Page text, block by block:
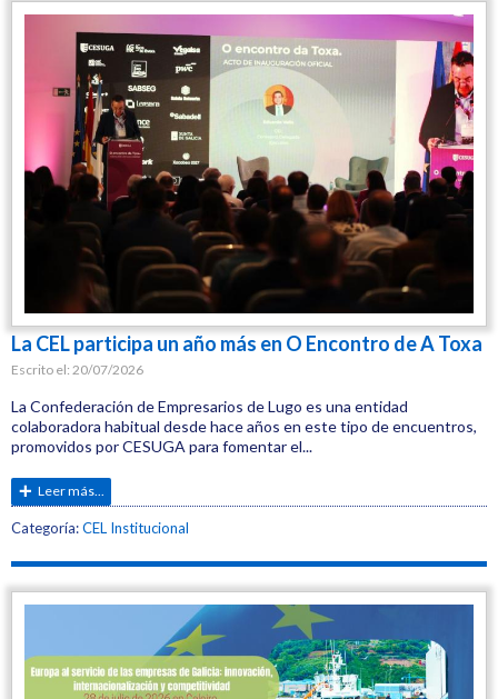
La CEL participa un año más en O Encontro de A Toxa
Escrito el: 20/07/2026
La Confederación de Empresarios de Lugo es una entidad
colaboradora habitual desde hace años en este tipo de encuentros,
promovidos por CESUGA para fomentar el...
Leer más...
Categoría:CEL Institucional
Etiquetas: